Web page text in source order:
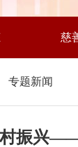
慈
专题新闻
振兴